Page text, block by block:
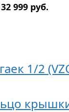
32 999 руб.
1/2